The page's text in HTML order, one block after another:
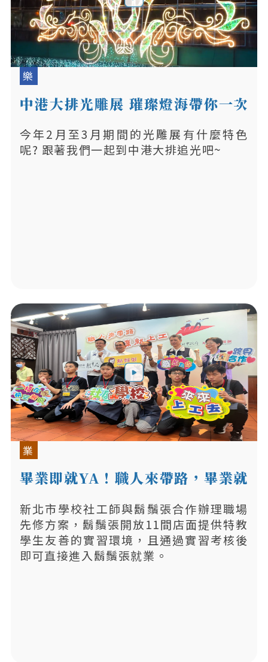
樂
中港大排光雕展 璀璨燈海帶你一次
今年2月至3月期間的光雕展有什麼特色
呢? 跟著我們一起到中港大排追光吧~
業
畢業即就YA！職人來帶路，畢業就
新北市學校社工師與鬍鬚張合作辦理職場
先修方案，鬍鬚張開放11間店面提供特教
學生友善的實習環境，且通過實習考核後
即可直接進入鬍鬚張就業。